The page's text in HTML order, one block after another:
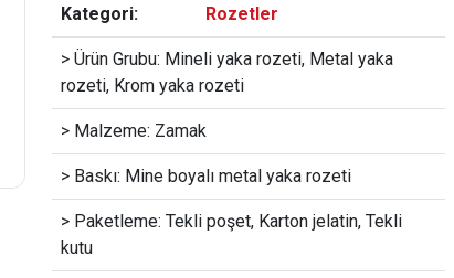
Kategori: Rozetler
> Ürün Grubu: Mineli yaka rozeti, Metal yaka
rozeti, Krom yaka rozeti
> Malzeme: Zamak
> Baskı: Mine boyalı metal yaka rozeti
> Paketleme: Tekli poşet, Karton jelatin, Tekli
kutu